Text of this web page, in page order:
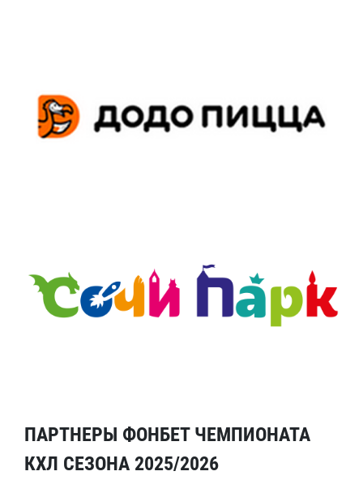
ПАРТНЕРЫ ФОНБЕТ ЧЕМПИОНАТА
КХЛ СЕЗОНА 2025/2026